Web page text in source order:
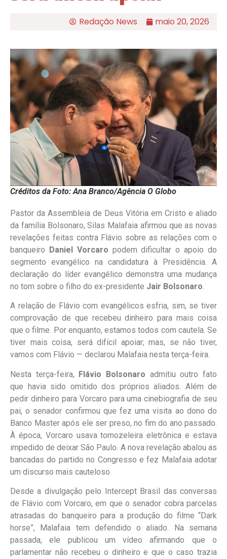
Redação News maio 20, 2026
Créditos da Foto: Ana Branco/Agência O Globo
Pastor da Assembleia de Deus Vitória em Cristo e aliado
da família Bolsonaro, Silas Malafaia afirmou que as novas
revelações feitas contra Flávio sobre as relações com o
banqueiro Daniel Vorcaro podem dificultar o apoio do
segmento evangélico na candidatura à Presidência. A
declaração do líder evangélico demonstra uma mudança
no tom sobre o filho do ex-presidente Jair Bolsonaro.
A relação de Flávio com evangélicos esfria, sim, se tiver
comprovação de que recebeu dinheiro para mais coisa
que o filme. Por enquanto, estamos todos com cautela. Se
tiver mais coisa, será difícil apoiar; mas, se não tiver,
vamos com Flávio — declarou Malafaia nesta terça-feira.
Nesta terça-feira, Flávio Bolsonaro admitiu outro fato
que havia sido omitido dos próprios aliados. Além de
pedir dinheiro para Vorcaro para uma cinebiografia de seu
pai, o senador confirmou que fez uma visita ao dono do
Banco Master após ele ser preso, no fim do ano passado.
À época, Vorcaro usava tornozeleira eletrônica e estava
impedido de deixar São Paulo. A nova revelação abalou as
bancadas do partido no Congresso e fez Malafaia adotar
um discurso mais cauteloso.
Desde a divulgação pelo Intercept Brasil das conversas
de Flávio com Vorcaro, em que o senador cobra parcelas
atrasadas do banqueiro para a produção do filme “Dark
horse”, Malafaia tem defendido o aliado. Na semana
passada, ele publicou um vídeo afirmando que o
parlamentar não recebeu o dinheiro e que o caso trazia